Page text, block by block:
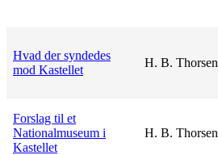
Hvad der syndedes
mod Kastellet
H. B. Thorsen
Forslag til et
Nationalmuseum i
Kastellet
H. B. Thorsen